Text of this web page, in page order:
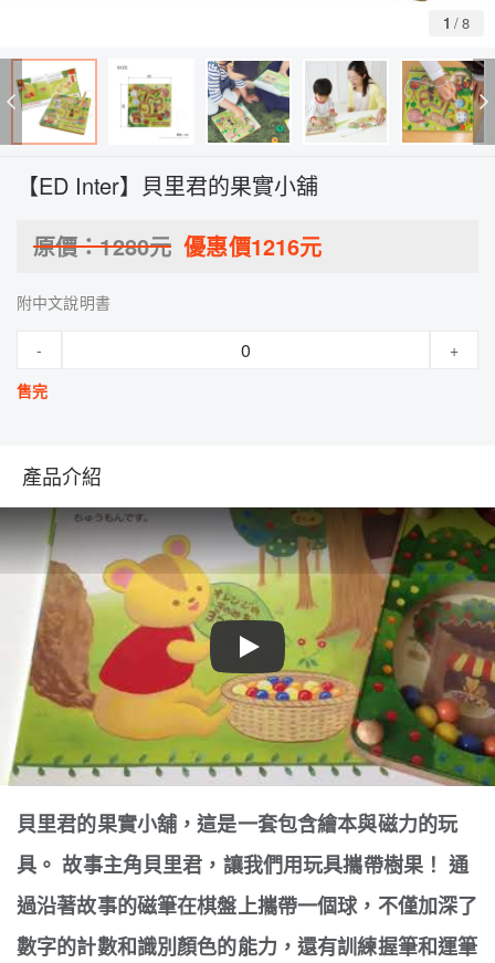
1 /8
【ED Inter】貝里君的果實小舖
原價：1280元 優惠價1216元
附中文說明書
-
+
售完
產品介紹
Play
貝里君的果實小舖，這是一套包含繪本與磁力的玩
具。 故事主角貝里君，讓我們用玩具攜帶樹果！ 通
過沿著故事的磁筆在棋盤上攜帶一個球，不僅加深了
數字的計數和識別顏色的能力，還有訓練握筆和運筆